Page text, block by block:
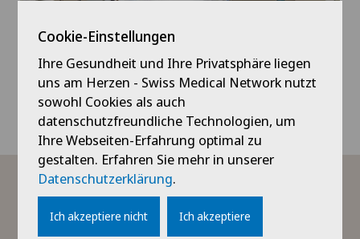
Akkreditierung und OP-
Anmeldung
Cookie-Einstellungen
Ihre Gesundheit und Ihre Privatsphäre liegen
uns am Herzen - Swiss Medical Network nutzt
sowohl Cookies als auch
datenschutzfreundliche Technologien, um
Ihre Webseiten-Erfahrung optimal zu
gestalten. Erfahren Sie mehr in unserer
Datenschutzerklärung.
Ich akzeptiere nicht Ich akzeptiere